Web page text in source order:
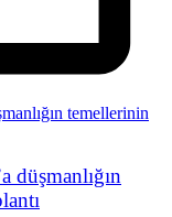
düşmanlığın